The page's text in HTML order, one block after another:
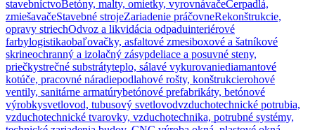
stavebníctvoBetóny, malty, omietky, vyrovnávačeČerpadlá,
zmiešavačeStavebné strojeZariadenie práčovneRekonštrukcie,
opravy striechOdvoz a likvidácia odpaduinteriérové
farbylogistikaobaľovačky, asfaltové zmesiboxové a šatníkové
skrineochranný a izolačný zásypdeliace a posuvné steny,
priečkystrečné substrátyteplo, sálavé vykurovaniediamantové
kotúče, pracovné náradiepodlahové rošty, konštrukcierohové
ventily, sanitárne armatúrybetónové prefabrikáty, betónové
výrobkysvetlovod, tubusový svetlovodvzduchotechnické potrubia,
vzduchotechnické tvarovky, vzduchotechnika, potrubné systémy,